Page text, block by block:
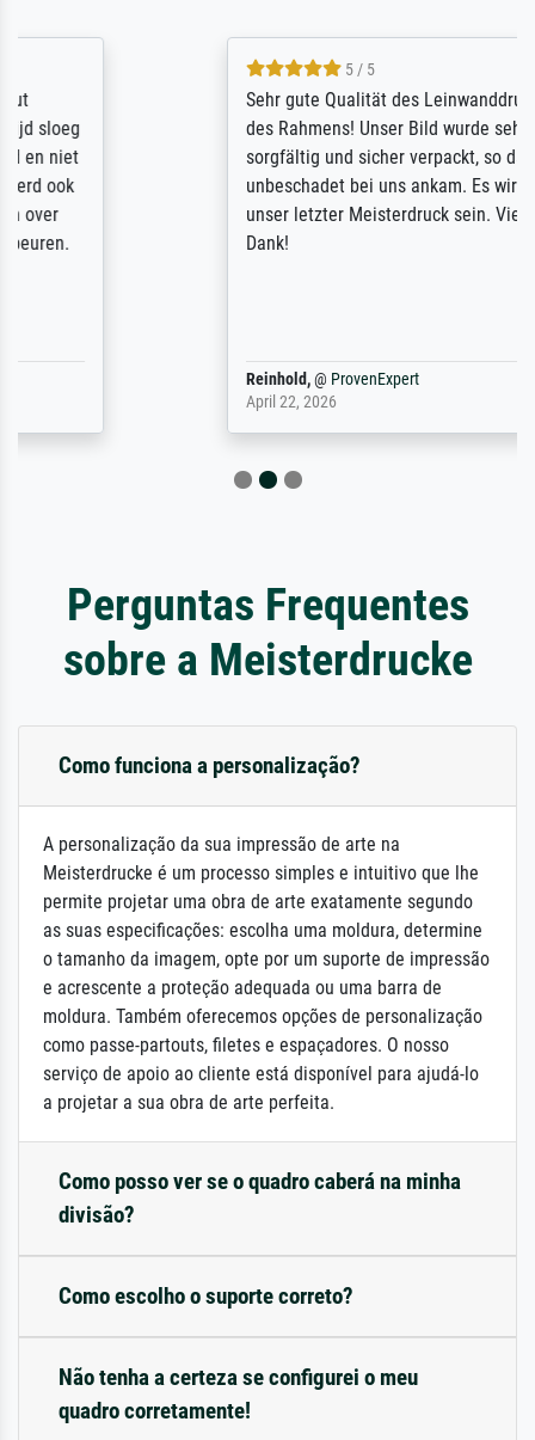
Sehr gute Qualität des Leinwanddrucks und
des Rahmens! Unser Bild wurde sehr
sorgfältig und sicher verpackt, so dass es
unbeschadet bei uns ankam. Es wird nicht
unser letzter Meisterdruck sein. Vielen
ProvenExpert
Perguntas Frequentes
sobre a Meisterdrucke
Como funciona a personalização?
A personalização da sua impressão de arte na
Meisterdrucke é um processo simples e intuitivo que lhe
permite projetar uma obra de arte exatamente segundo
as suas especificações: escolha uma moldura, determine
o tamanho da imagem, opte por um suporte de impressão
e acrescente a proteção adequada ou uma barra de
moldura. Também oferecemos opções de personalização
como passe-partouts, filetes e espaçadores. O nosso
serviço de apoio ao cliente está disponível para ajudá-lo
a projetar a sua obra de arte perfeita.
Como posso ver se o quadro caberá na minha
divisão?
Como escolho o suporte correto?
Não tenha a certeza se configurei o meu
quadro corretamente!